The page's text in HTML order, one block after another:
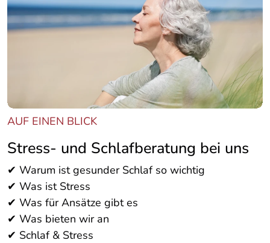
AUF EINEN BLICK
Stress- und Schlafberatung bei uns
✔ Warum ist gesunder Schlaf so wichtig
✔ Was ist Stress
✔ Was für Ansätze gibt es
✔ Was bieten wir an
✔ Schlaf & Stress